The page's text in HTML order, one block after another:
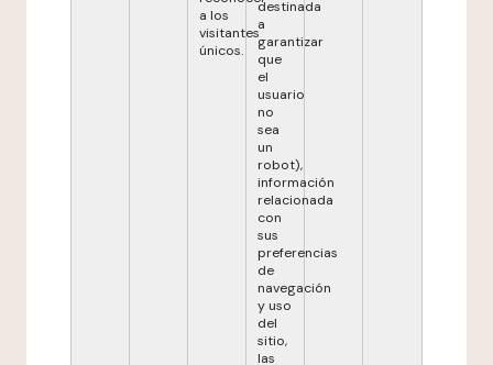
a los
visitantes
únicos.
destinada
a
garantizar
que
el
usuario
no
sea
un
robot),
información
relacionada
con
sus
preferencias
de
navegación
y uso
del
sitio,
las